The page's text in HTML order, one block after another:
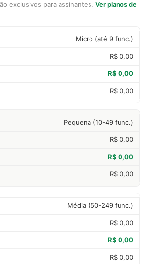
exclusivos para assinantes. Ver planos de
Micro (até 9 func.)
R$ 0,00
R$ 0,00
R$ 0,00
Pequena (10-49 func.)
R$ 0,00
R$ 0,00
R$ 0,00
Média (50-249 func.)
R$ 0,00
R$ 0,00
R$ 0,00